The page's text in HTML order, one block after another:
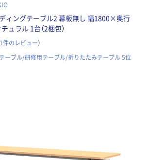
ィングテーブル2 幕板無し 幅1800×奥行
ラル 1台（2梱包）
1件のレビュー）
ーブル/研修用テーブル/折りたたみテーブル 5位